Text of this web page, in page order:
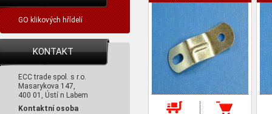
GO klikových hřídelí
KONTAKT
ECC trade spol. s r.o.
Masarykova 147,
400 01, Ústí n Labem
Kontaktní osoba